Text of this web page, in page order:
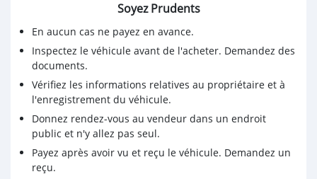
Soyez Prudents
En aucun cas ne payez en avance.
Inspectez le véhicule avant de l'acheter. Demandez des
documents.
Vérifiez les informations relatives au propriétaire et à
l'enregistrement du véhicule.
Donnez rendez-vous au vendeur dans un endroit
public et n'y allez pas seul.
Payez après avoir vu et reçu le véhicule. Demandez un
reçu.